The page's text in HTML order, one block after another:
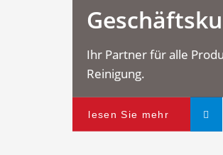
Ihr Partner für alle
Reinigung.
lesen Sie mehr